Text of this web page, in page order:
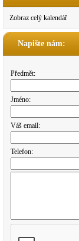
Zobraz celý kalendář
Napište nám:
Předmět:
Jméno:
Váš email:
Telefon: